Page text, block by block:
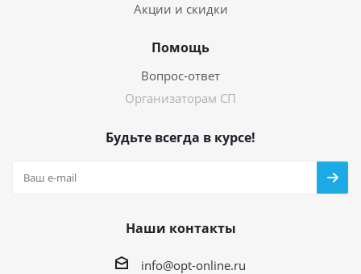
Акции и скидки
Помощь
Вопрос-ответ
Организаторам СП
Будьте всегда в курсе!
Наши контакты
info@opt-online.ru